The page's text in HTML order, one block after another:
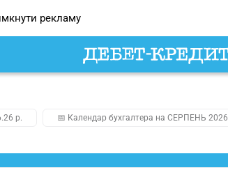
рекламу
р. 📅 Календар бухгалтера на СЕРПЕНЬ 2026